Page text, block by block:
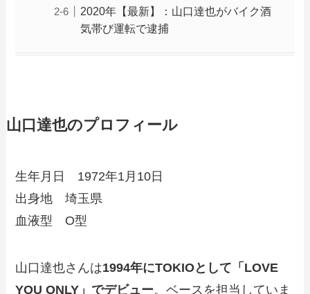
2020年【最新】：山口達也がバイク酒
気帯び運転で逮捕
山口達也のプロフィール
生年月日 1972年1月10日
出身地 埼玉県
血液型 O型
山口達也さんは1994年にTOKIOとして「LOVE
YOU ONLY」でデビュー。ベースを担当していま